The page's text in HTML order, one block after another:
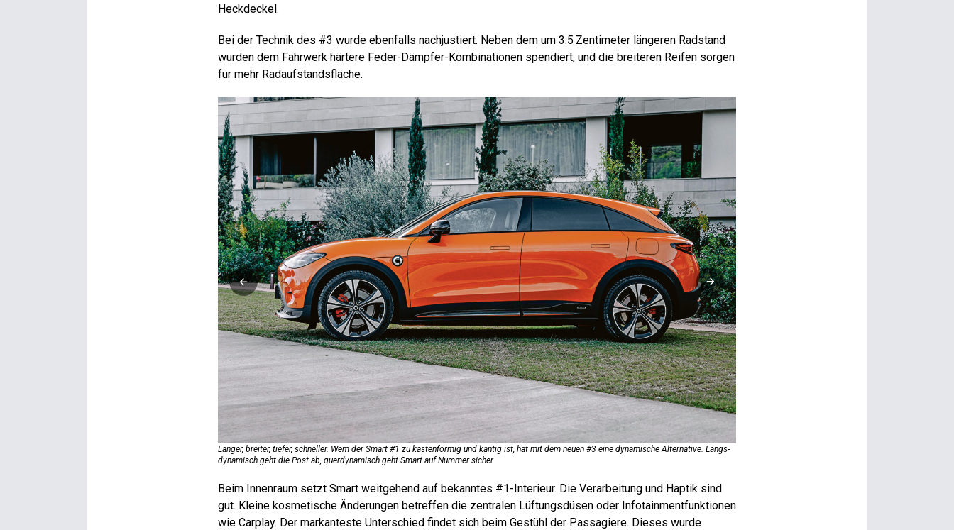
Heckdeckel.
Bei der Technik des #3 wurde ebenfalls nachjustiert. Neben dem um 3.5 Zentimeter längeren Radstand
wurden dem Fahrwerk härtere Feder-Dämpfer-Kombinationen spendiert, und die breiteren Reifen sorgen
für mehr Radaufstandsfläche.
Länger, breiter, tiefer, schneller. Wem der Smart #1 zu kastenförmig und kantig ist, hat mit dem neuen #3 eine dynamische Alternative. Längs­
dynamisch geht die Post ab, querdynamisch geht Smart auf Nummer sicher.
Beim Innenraum setzt Smart weitgehend auf bekanntes #1-Interieur. Die Verarbeitung und Haptik sind
gut. Kleine kosmetische Änderungen betreffen die zentralen Lüftungsdüsen oder Infotainmentfunktionen
wie Carplay. Der markanteste Unterschied findet sich beim Gestühl der Passagiere. Dieses wurde